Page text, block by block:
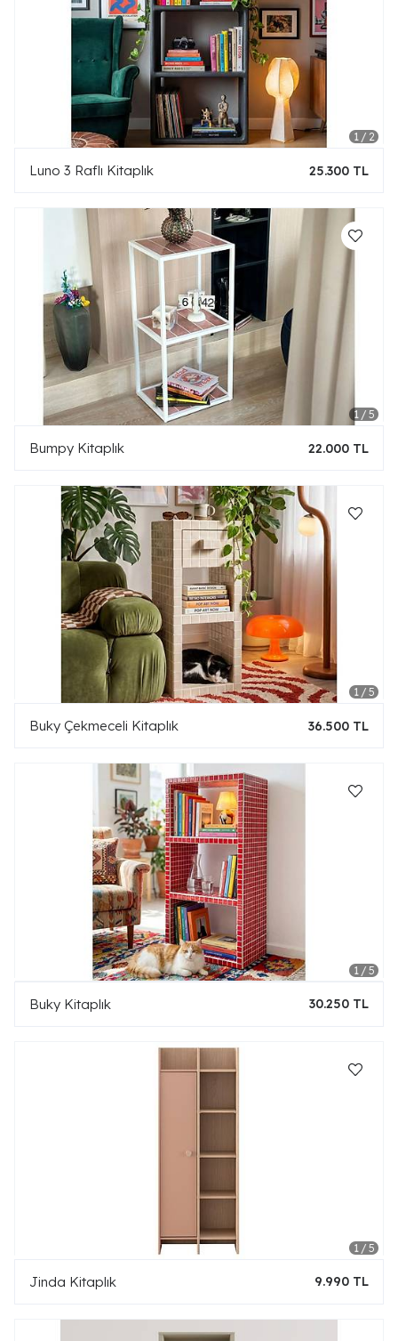
Luno 3 Raflı Kitaplık 25.300 TL
Bumpy Kitaplık 22.000 TL
Buky Çekmeceli Kitaplık 36.500 TL
Buky Kitaplık 30.250 TL
Jinda Kitaplık 9.990 TL